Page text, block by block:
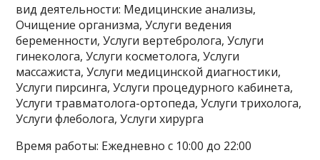
вид деятельности: Медицинские анализы,
Очищение организма, Услуги ведения
беременности, Услуги вертебролога, Услуги
гинеколога, Услуги косметолога, Услуги
массажиста, Услуги медицинской диагностики,
Услуги пирсинга, Услуги процедурного кабинета,
Услуги травматолога-ортопеда, Услуги трихолога,
Услуги флеболога, Услуги хирурга
Время работы: Ежедневно с 10:00 до 22:00